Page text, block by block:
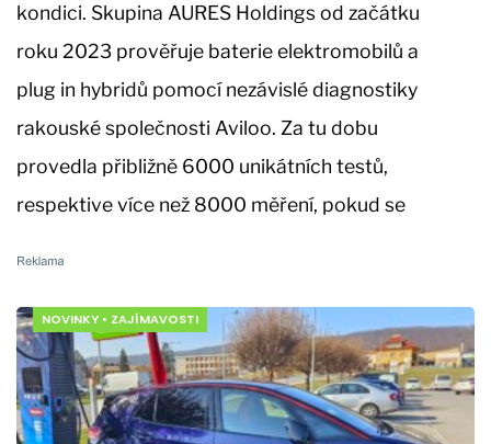
kondici. Skupina AURES Holdings od začátku
roku 2023 prověřuje baterie elektromobilů a
plug in hybridů pomocí nezávislé diagnostiky
rakouské společnosti Aviloo. Za tu dobu
provedla přibližně 6000 unikátních testů,
respektive více než 8000 měření, pokud se
NOVINKY • ZAJÍMAVOSTI